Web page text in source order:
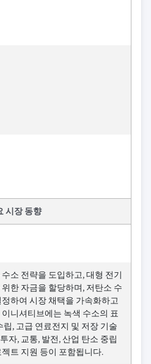
시장 동향
소 전략을 도입하고, 대형 전기
한 자금을 할당하며, 저탄소 수
하여 시장 채택을 가속화하고
니셔티브에는 녹색 수소의 표
립, 고급 연료전지 및 저장 기술
자, 교통, 발전, 산업 탄소 중립
트 지원 등이 포함됩니다.